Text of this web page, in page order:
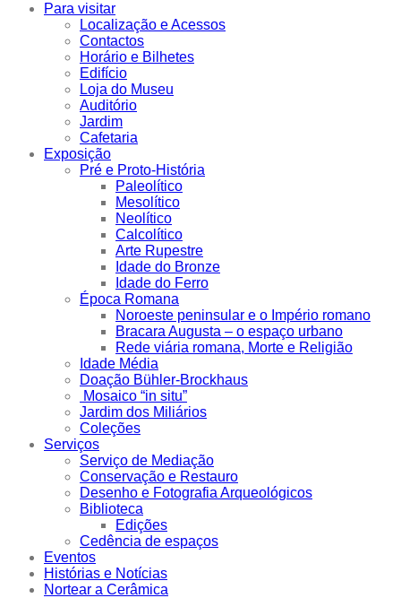
Para visitar
Localização e Acessos
Contactos
Horário e Bilhetes
Edifício
Loja do Museu
Auditório
Jardim
Cafetaria
Exposição
Pré e Proto-História
Paleolítico
Mesolítico
Neolítico
Calcolítico
Arte Rupestre
Idade do Bronze
Idade do Ferro
Época Romana
Noroeste peninsular e o Império romano
Bracara Augusta – o espaço urbano
Rede viária romana, Morte e Religião
Idade Média
Doação Bühler-Brockhaus
Mosaico “in situ”
Jardim dos Miliários
Coleções
Serviços
Serviço de Mediação
Conservação e Restauro
Desenho e Fotografia Arqueológicos
Biblioteca
Edições
Cedência de espaços
Eventos
Histórias e Notícias
Nortear a Cerâmica